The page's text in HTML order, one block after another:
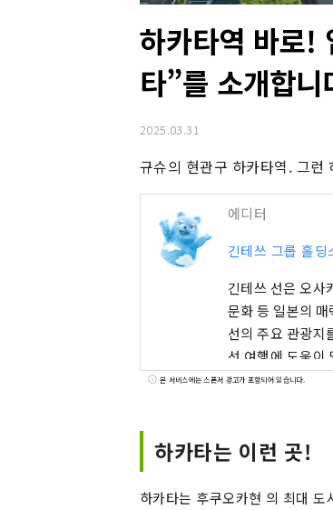
하카타역 바로!
타”를 소개합니
2025.03.31
규슈의 현관구 하카타역. 그
에디터
긴테쓰 그룹 홀딩
긴테쓰 선은 오사
문화 등 일본의
선의 주요 관광지
선 여행에 도움이
의 고장으로 알려
본 서비스에는 스폰서 광고가 포함되어 있습니다.
하카타는 이런 곳!
하카타는 후쿠오카현 의 최대